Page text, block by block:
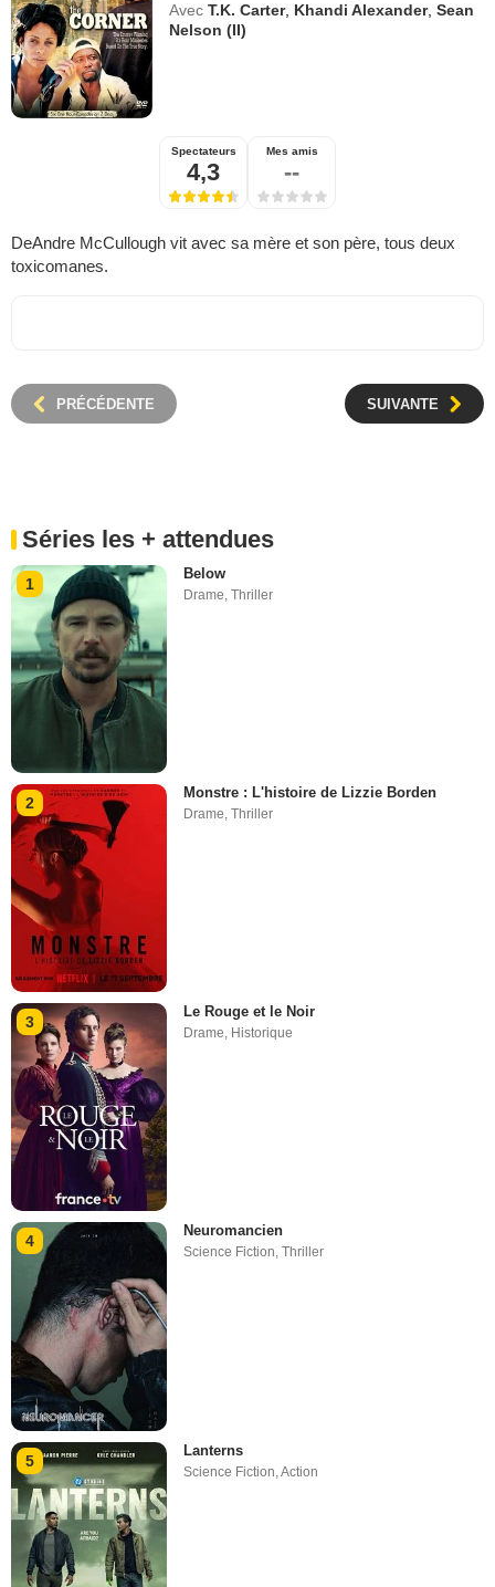
Avec T.K. Carter, Khandi Alexander,Sean
Nelson (II)
Spectateurs
4,3
Mes amis
--
DeAndre McCullough vit avec sa mère et son père, tous deux
toxicomanes.
PRÉCÉDENTE SUIVANTE
Séries les + attendues
1
Below
Drame ,Thriller
2
Monstre : L'histoire de Lizzie Borden
Drame,Thriller
3
Le Rouge et le Noir
Drame, Historique
4
Neuromancien
Science Fiction,Thriller
5
Lanterns
Science Fiction ,Action